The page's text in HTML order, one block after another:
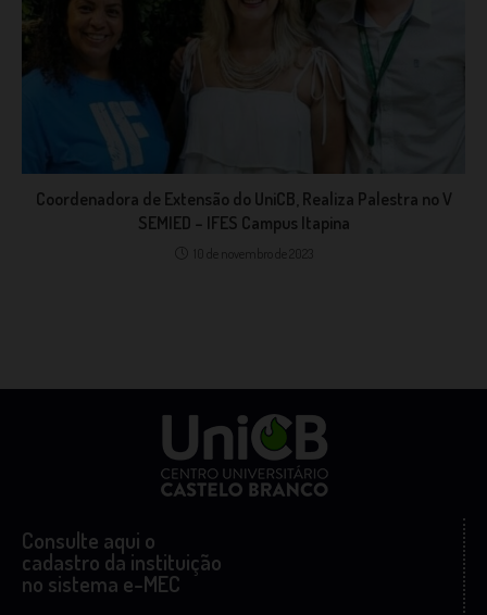
Coordenadora de Extensão do UniCB, Realiza Palestra no V
SEMIED – IFES Campus Itapina
10 de novembro de 2023
Consulte aqui o
cadastro da instituição
no sistema e-MEC